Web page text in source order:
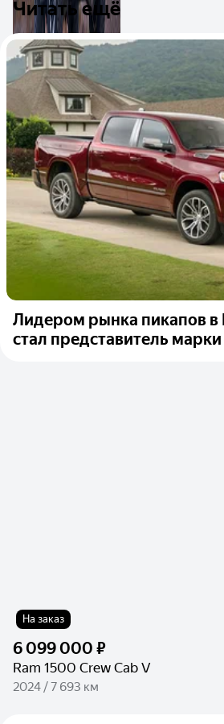
Читать ещё
Лидером рынка пикапов
стал представитель марки
На заказ
6 099 000 ₽
Ram 1500 Crew Cab V
2024 / 7 693 км